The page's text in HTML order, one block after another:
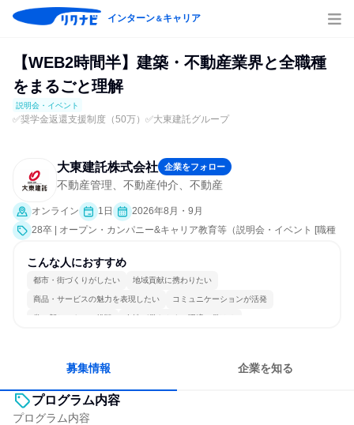
インターン＆キャリア
【WEB2時間半】建築・不動産業界と全職種
をまるごと理解
説明会・イベント
✅奨学金返還支援制度（50万）✅大東建託グループ
大東建託株式会社 企業をフォロー
不動産管理、不動産仲介、不動産
オンライン 1日
2026年8月・9月
28卒 | オープン・カンパニー&キャリア教育等（説明会・イベント [職種
こんな人におすすめ
都市・街づくりがしたい 地域貢献に携わりたい
商品・サービスの魅力を表現したい コミュニケーションが活発
常に新しいものに挑戦 女性が働きやすい環境で働ける
募集情報 企業を知る
プログラム内容
プログラム内容